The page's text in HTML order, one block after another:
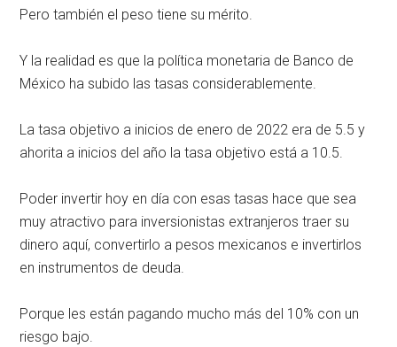
Pero también el peso tiene su mérito.
Y la realidad es que la política monetaria de Banco de
México ha subido las tasas considerablemente.
La tasa objetivo a inicios de enero de 2022 era de 5.5 y
ahorita a inicios del año la tasa objetivo está a 10.5.
Poder invertir hoy en día con esas tasas hace que sea
muy atractivo para inversionistas extranjeros traer su
dinero aquí, convertirlo a pesos mexicanos e invertirlos
en instrumentos de deuda.
Porque les están pagando mucho más del 10% con un
riesgo bajo.